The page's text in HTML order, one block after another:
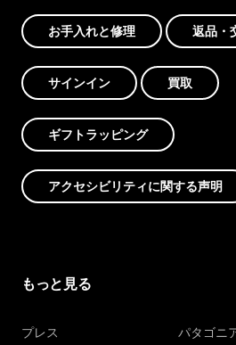
お手入れと修理 返品・
サインイン 買取
ギフトラッピング
アクセシビリティに関する声明
もっと見る
プレス パタゴニ